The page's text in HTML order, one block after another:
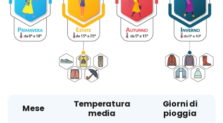
Mese
Temperatura
media
Giorni di
pioggia